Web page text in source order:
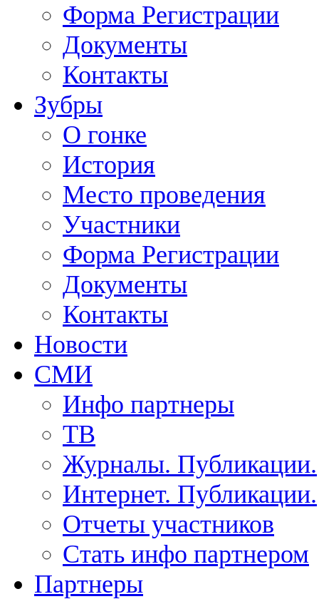
Форма Регистрации
Документы
Контакты
Зубры
О гонке
История
Место проведения
Участники
Форма Регистрации
Документы
Контакты
Новости
СМИ
Инфо партнеры
ТВ
Журналы. Публикации.
Интернет. Публикации.
Отчеты участников
Стать инфо партнером
Партнеры